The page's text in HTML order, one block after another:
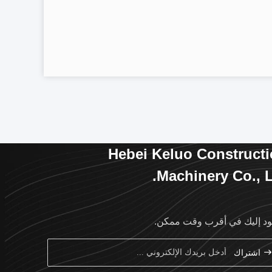
Hebei Keluo
Machinery Co.,
إليك في أقرب وقت ممكن.
اشتراك